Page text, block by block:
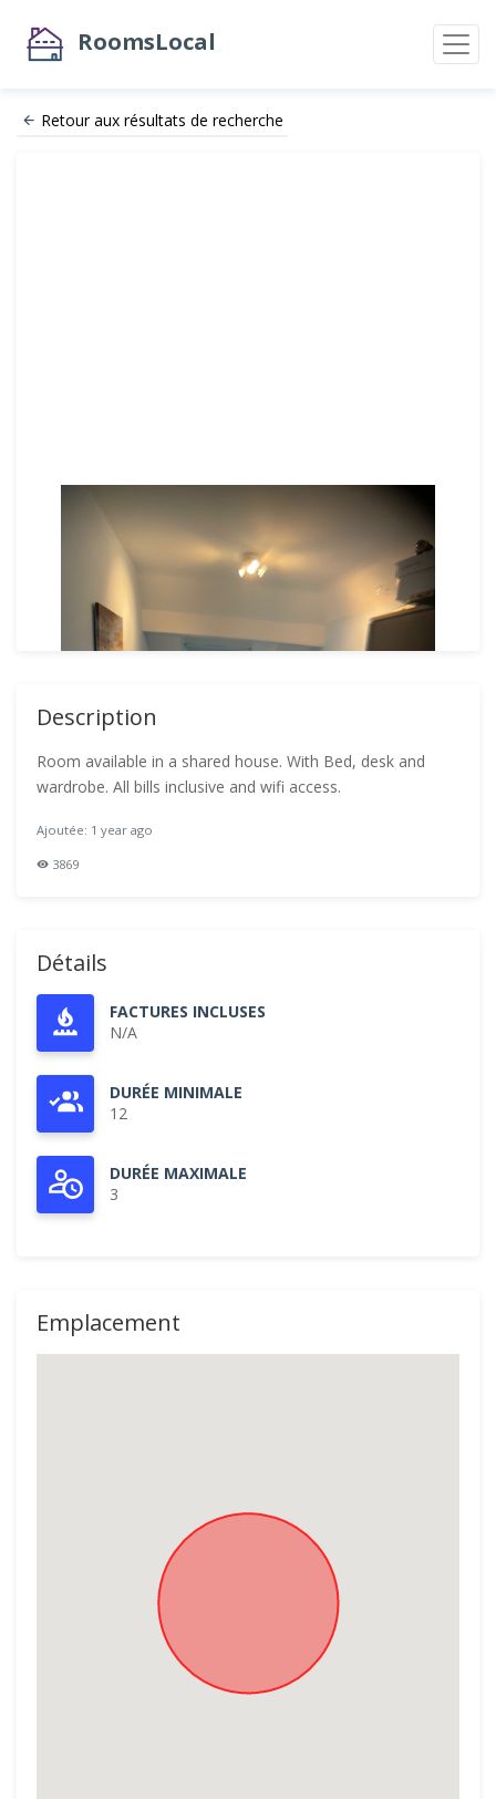
RoomsLocal
Retour aux résultats de recherche
Description
Room available in a shared house. With Bed, desk and
wardrobe. All bills inclusive and wifi access.
Ajoutée: 1 year ago
3869
Détails
FACTURES INCLUSES
N/A
DURÉE MINIMALE
12
DURÉE MAXIMALE
3
Emplacement